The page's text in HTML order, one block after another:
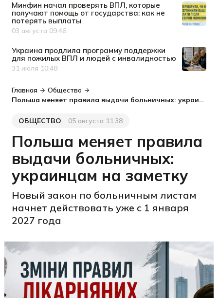
Минфин начал проверять ВПЛ, которые
получают помощь от государства: как не
потерять выплаты
Дата публикации
03 августа 09:46
Украина продлила программу поддержки
для пожилых ВПЛ и людей с инвалидностью
Дата публикации
31 июля 10:48
Главная
Общество
Польша меняет правила выдачи больничных: украинцам на заметку
Категория
ОБЩЕСТВО
Дата публикации05 августа 11:38
Польша меняет правила
выдачи больничных:
украинцам на заметку
Новый закон по больничным листам
начнет действовать уже с 1 января
2027 года